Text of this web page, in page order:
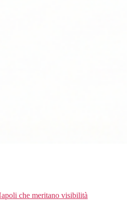
che meritano visibilità